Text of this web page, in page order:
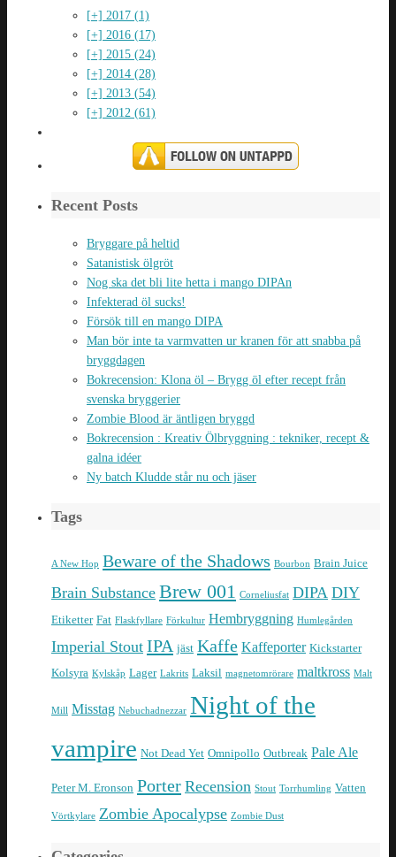
[+] 2017 (1)
[+] 2016 (17)
[+] 2015 (24)
[+] 2014 (28)
[+] 2013 (54)
[+] 2012 (61)
Recent Posts
Bryggare på heltid
Satanistisk ölgröt
Nog ska det bli lite hetta i mango DIPAn
Infekterad öl sucks!
Försök till en mango DIPA
Man bör inte ta varmvatten ur kranen för att snabba på
bryggdagen
Bokrecension: Klona öl – Brygg öl efter recept från
svenska bryggerier
Zombie Blood är äntligen bryggd
Bokrecension : Kreativ Ölbryggning : tekniker, recept &
galna idéer
Ny batch Kludde står nu och jäser
Tags
A New Hop Beware of the Shadows Bourbon Brain Juice
Brain Substance Brew 001 Corneliusfat DIPA DIY
Etiketter Fat Flaskfyllare Förkultur Hembryggning Humlegården
Imperial Stout IPA jäst Kaffe Kaffeporter Kickstarter
Kolsyra Kylskåp Lager Lakrits Laksil magnetomrörare maltkross Malt
Mill Misstag Nebuchadnezzar Night of the
vampire Not Dead Yet Omnipollo Outbreak Pale Ale
Peter M. Eronson Porter Recension Stout Torrhumling Vatten
Vörtkylare Zombie Apocalypse Zombie Dust